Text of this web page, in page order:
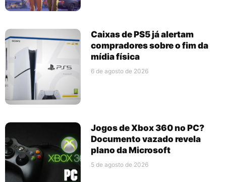
Caixas de PS5 já alertam
compradores sobre o fim da
mídia física
6 de agosto de 2026
Jogos de Xbox 360 no PC?
Documento vazado revela
plano da Microsoft
5 de agosto de 2026